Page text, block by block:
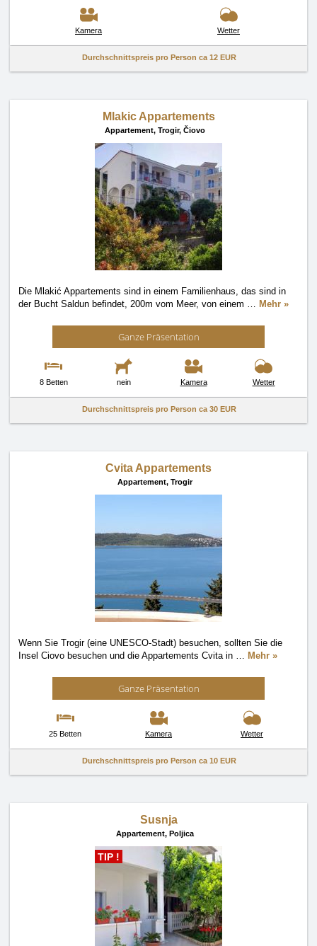
Kamera Wetter
Durchschnittspreis pro Person ca 12 EUR
Mlakic Appartements
Appartement, Trogir, Čiovo
Die Mlakić Appartements sind in einem Familienhaus, das sind in
der Bucht Saldun befindet, 200m vom Meer, von einem … Mehr »
Ganze Präsentation
8 Betten nein Kamera Wetter
Durchschnittspreis pro Person ca 30 EUR
Cvita Appartements
Appartement, Trogir
Wenn Sie Trogir (eine UNESCO-Stadt) besuchen, sollten Sie die
Insel Ciovo besuchen und die Appartements Cvita in … Mehr »
Ganze Präsentation
25 Betten Kamera Wetter
Durchschnittspreis pro Person ca 10 EUR
Susnja
Appartement, Poljica
TIP !